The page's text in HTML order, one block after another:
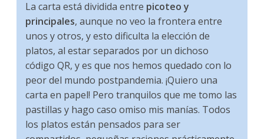
La carta está dividida entre picoteo y
principales, aunque no veo la frontera entre
unos y otros, y esto dificulta la elección de
platos, al estar separados por un dichoso
código QR, y es que nos hemos quedado con lo
peor del mundo postpandemia. ¡Quiero una
carta en papel! Pero tranquilos que me tomo las
pastillas y hago caso omiso mis manías. Todos
los platos están pensados para ser